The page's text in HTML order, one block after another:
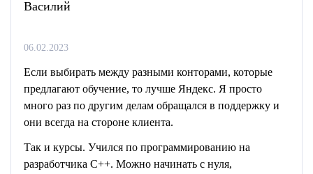
Василий
06.02.2023
Если выбирать между разными конторами, которые
предлагают обучение, то лучше Яндекс. Я просто
много раз по другим делам обращался в поддержку и
они всегда на стороне клиента.
Так и курсы. Учился по программированию на
разработчика С++. Можно начинать с нуля,